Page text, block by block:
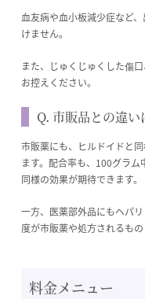
血友病や血小板減少症など
けません。
また、じゅくじゅくした傷
お控えください。
Q. 市販品との違い
市販薬にも、ヒルドイドと
ます。配合率も、100グラ
同様の効果が期待できます。
一方、医薬部外品にもヘパ
度が市販薬や処方されるもの
料金メニュー